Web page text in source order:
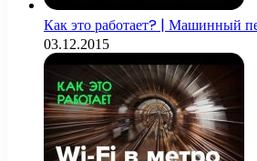
Как это работает? | Машинный
03.12.2015